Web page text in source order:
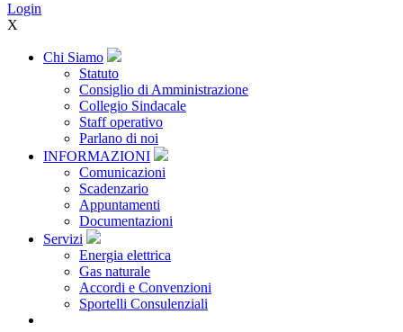
Login
X
Chi Siamo
Statuto
Consiglio di Amministrazione
Collegio Sindacale
Staff operativo
Parlano di noi
INFORMAZIONI
Comunicazioni
Scadenzario
Appuntamenti
Documentazioni
Servizi
Energia elettrica
Gas naturale
Accordi e Convenzioni
Sportelli Consulenziali